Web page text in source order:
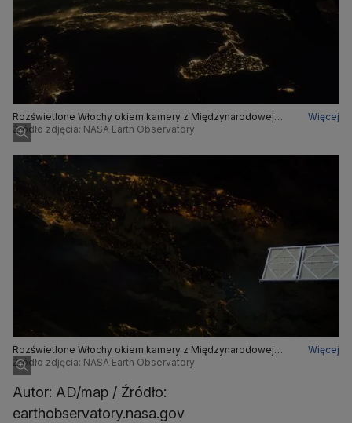
Rozświetlone Włochy okiem kamery z Międzynarodowej
Stacji Kosmicznej
Więcej
Źródło zdjęcia: NASA Earth Observatory
Rozświetlone Włochy okiem kamery z Międzynarodowej
Stacji Kosmicznej
Więcej
Źródło zdjęcia: NASA Earth Observatory
Autor: AD/map / Źródło:
earthobservatory.nasa.gov